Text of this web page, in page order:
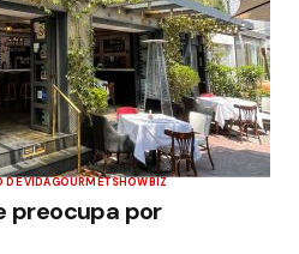
DE VIDAGOURMETSHOWBIZ
preocupa por